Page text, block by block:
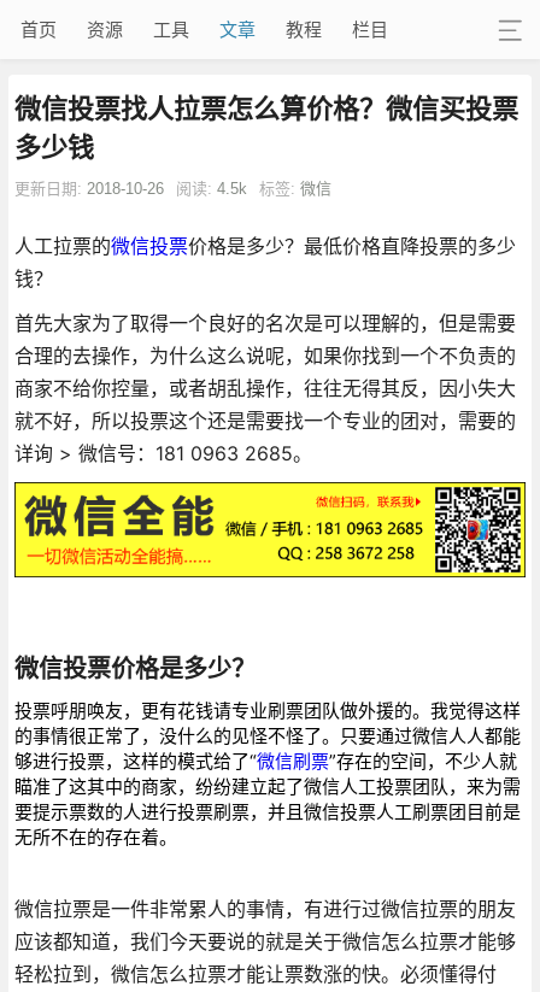
首页 资源 工具 文章 教程 栏目
微信投票找人拉票怎么算价格？微信买投票
多少钱
更新日期: 2018-10-26 阅读: 4.5k 标签: 微信
人工拉票的微信投票价格是多少？最低价格直降投票的多少
钱？
首先大家为了取得一个良好的名次是可以理解的，但是需要
合理的去操作，为什么这么说呢，如果你找到一个不负责的
商家不给你控量，或者胡乱操作，往往无得其反，因小失大
就不好，所以投票这个还是需要找一个专业的团对，需要的
详询 > 微信号：181 0963 2685。
微信投票价格是多少？
投票呼朋唤友，更有花钱请专业刷票团队做外援的。我觉得这样
的事情很正常了，没什么的见怪不怪了。只要通过微信人人都能
够进行投票，这样的模式给了“微信刷票”存在的空间，不少人就
瞄准了这其中的商家，纷纷建立起了微信人工投票团队，来为需
要提示票数的人进行投票刷票，并且微信投票人工刷票团目前是
无所不在的存在着。
微信拉票是一件非常累人的事情，有进行过微信拉票的朋友
应该都知道，我们今天要说的就是关于微信怎么拉票才能够
轻松拉到，微信怎么拉票才能让票数涨的快。必须懂得付